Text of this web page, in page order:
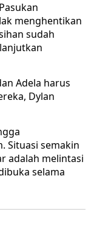
menghentikan
sudah
Adela harus
Dylan
Situasi semakin
adalah melintasi
selama